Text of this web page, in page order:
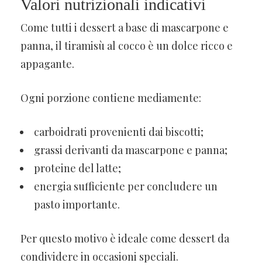
Valori nutrizionali indicativi
Come tutti i dessert a base di mascarpone e
panna, il tiramisù al cocco è un dolce ricco e
appagante.
Ogni porzione contiene mediamente:
carboidrati provenienti dai biscotti;
grassi derivanti da mascarpone e panna;
proteine del latte;
energia sufficiente per concludere un
pasto importante.
Per questo motivo è ideale come dessert da
condividere in occasioni speciali.